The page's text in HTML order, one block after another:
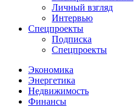
Личный взгляд
Интервью
Спецпроекты
Подписка
Спецпроекты
Экономика
Энергетика
Недвижимость
Финансы